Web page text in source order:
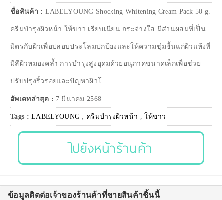
ชื่อสินค้า : LABELYOUNG Shocking Whitening Cream Pack 50 g.
ครีมบำรุงผิวหน้า ให้ขาว เรียบเนียน กระจ่างใส มีส่วนผสมที่เป็น
มิตรกับผิวเพื่อปลอบประโลมปกป้องและให้ความชุ่มชื้นแก่ผิวแห้งที่
มีสีผิวหมองคล้ำ การบำรุงสูงอุดมด้วยอนุภาคขนาดเล็กเพื่อช่วย
ปรับปรุงริ้วรอยและปัญหาผิวโ
อัพเดทล่าสุด : 7 มีนาคม 2568
Tags :LABELYOUNG , ครีมบำรุงผิวหน้า ,ให้ขาว
ไปยังหน้าร้านค้า
ข้อมูลติดต่อเจ้าของร้านค้าที่ขายสินค้าชิ้นนี้